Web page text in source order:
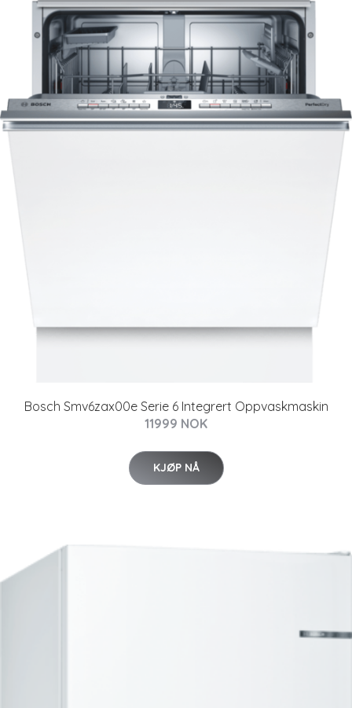
Bosch Smv6zax00e Serie 6 Integrert Oppvaskmaskin
11999 NOK
KJØP NÅ